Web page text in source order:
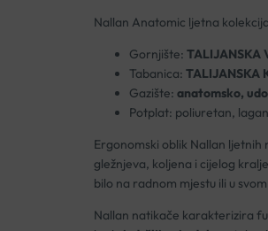
Nallan Anatomic ljetna
Gornjište: TALIJANSKA
Tabanica: TALIJANSKA
Gazište: anatomsko,
Potplat: poliuretan,
Ergonomski oblik Nallan
gležnjeva, koljena i cijelog
bilo na radnom mjestu ili u
Nallan natikače karakterizira